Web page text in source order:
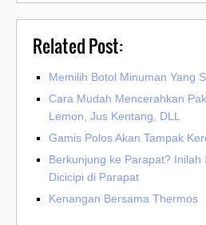
Related Post:
Memilih Botol Minuman Yang
Cara Mudah Mencerahkan
Lemon, Jus Kentang, DLL
Gamis Polos Akan Tampak
Berkunjung ke Parapat? Inilah
Dicicipi di Parapat
Kenangan Bersama Thermos